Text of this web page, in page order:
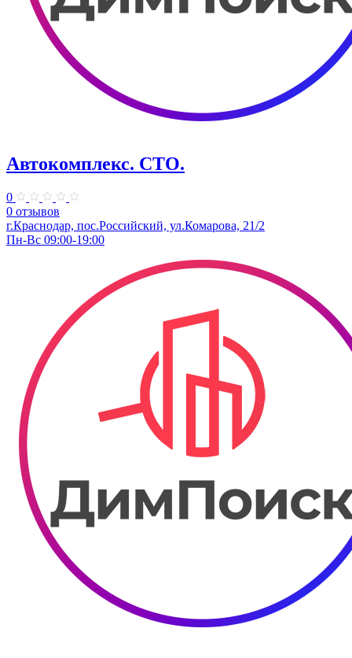
Автокомплекс. СТО.
0
0 отзывов
г.Краснодар, пос.Российский, ул.Комарова, 21/2
Пн-Вс 09:00-19:00